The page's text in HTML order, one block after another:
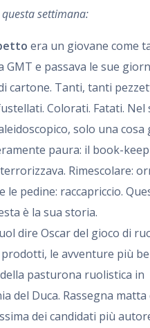
settimana:
era un giovane come
GMT e passava le sue
cartone. Tanti, tanti
Colorati. Fatati. Nel
solo una cosa
paura: il book-
Rimescolare:
le pedine: raccapriccio.
è la sua storia.
dire Oscar del gioco di
le avventure più
pasturona ruolistica in
del Duca. Rassegna matta
dei candidati più